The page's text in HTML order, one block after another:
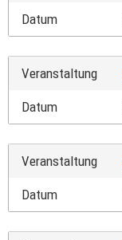
Datum
Veranstaltung
Datum
Veranstaltung
Datum